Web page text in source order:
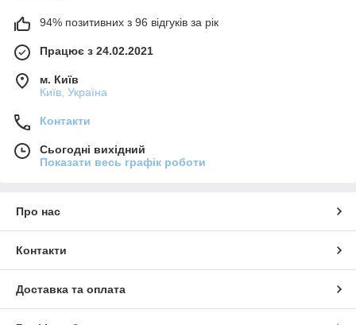
94% позитивних з 96 відгуків за рік
Працює з 24.02.2021
м. Київ
Київ, Україна
Контакти
Сьогодні вихідний
Показати весь графік роботи
Про нас
Контакти
Доставка та оплата